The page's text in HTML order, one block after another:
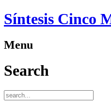
Síntesis Cinco
Menu
Search